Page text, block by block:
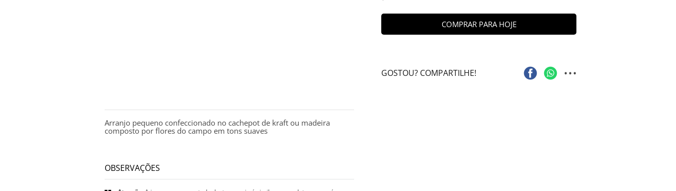
Arranjo pequeno confeccionado no cachepot de kraft ou madeira
composto por flores do campo em tons suaves
OBSERVAÇÕES
COMPRAR PARA HOJE
GOSTOU? COMPARTILHE! ...